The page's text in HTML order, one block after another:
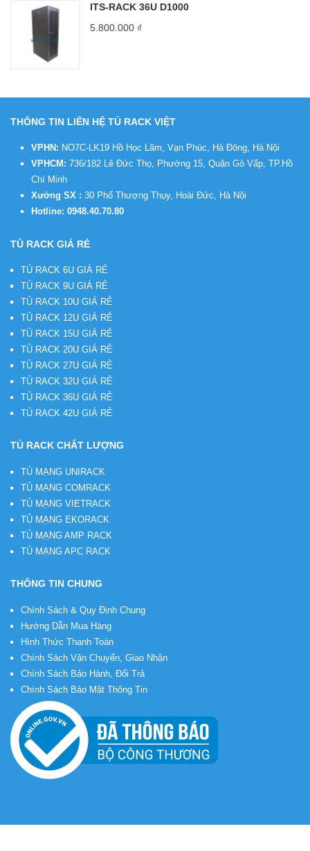
ITS-RACK 36U D1000
5.800.000 ₫
THÔNG TIN LIÊN HỆ TỦ RACK VIỆT
VPHN: NO7C-LK19 Hồ Học Lãm, Vạn Phúc, Hà Đông, Hà Nội
VPHCM: 736/182 Lê Đức Thọ, Phường 15, Quận Gò Vấp, TP.Hồ
Chí Minh
Xưởng SX : 30 Phố Thượng Thụy, Hoài Đức, Hà Nội
Hotline: 0948.40.70.80
TỦ RACK GIÁ RẺ
TỦ RACK 6U GIÁ RẺ
TỦ RACK 9U GIÁ RẺ
TỦ RACK 10U GIÁ RẺ
TỦ RACK 12U GIÁ RẺ
TỦ RACK 15U GIÁ RẺ
TỦ RACK 20U GIÁ RẺ
TỦ RACK 27U GIÁ RẺ
TỦ RACK 32U GIÁ RẺ
TỦ RACK 36U GIÁ RẺ
TỦ RACK 42U GIÁ RẺ
TỦ RACK CHẤT LƯỢNG
TỦ MẠNG UNIRACK
TỦ MẠNG COMRACK
TỦ MẠNG VIETRACK
TỦ MẠNG EKORACK
TỦ MẠNG AMP RACK
TỦ MẠNG APC RACK
THÔNG TIN CHUNG
Chính Sách & Quy Định Chung
Hướng Dẫn Mua Hàng
Hình Thức Thanh Toán
Chính Sách Vận Chuyển, Giao Nhận
Chính Sách Bảo Hành, Đổi Trả
Chính Sách Bảo Mật Thông Tin